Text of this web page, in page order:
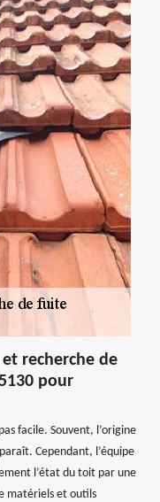
recherche de
pour
facile. Souvent, l’origine
Cependant, l’équipe
l’état du toit par une
matériels et outils